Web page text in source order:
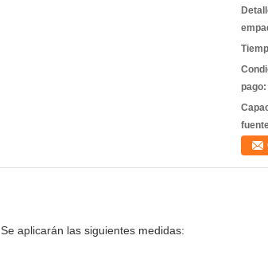
pago:
Se aplicarán las siguientes medidas: